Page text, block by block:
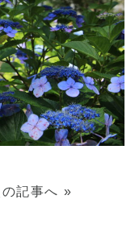
の記事へ »